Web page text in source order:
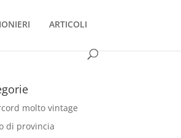
ARTICOLI
molto vintage
di provincia